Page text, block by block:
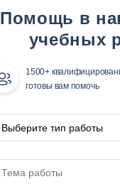
Помощь в
учебных
1500+
готовы вам помочь